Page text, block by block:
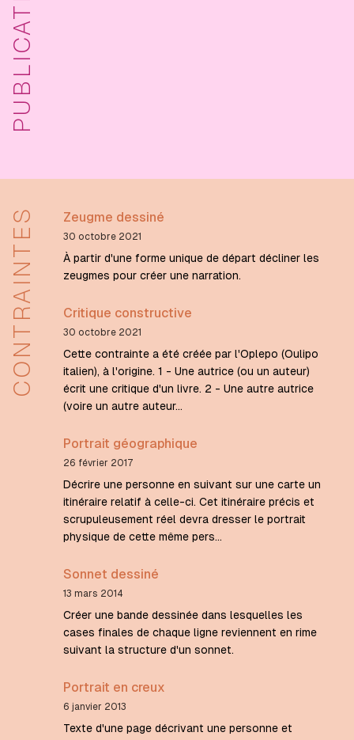
CONTRAINTES Zeugme dessiné
30 octobre 2021
À partir d'une forme unique de départ décliner les
zeugmes pour créer une narration.
Critique constructive
30 octobre 2021
Cette contrainte a été créée par l'Oplepo (Oulipo
italien), à l'origine. 1 - Une autrice (ou un auteur)
écrit une critique d'un livre. 2 - Une autre autrice
(voire un autre auteur…
Portrait géographique
26 février 2017
Décrire une personne en suivant sur une carte un
itinéraire relatif à celle-ci. Cet itinéraire précis et
scrupuleusement réel devra dresser le portrait
physique de cette même pers…
Sonnet dessiné
13 mars 2014
Créer une bande dessinée dans lesquelles les
cases finales de chaque ligne reviennent en rime
suivant la structure d'un sonnet.
Portrait en creux
6 janvier 2013
Texte d'une page décrivant une personne et